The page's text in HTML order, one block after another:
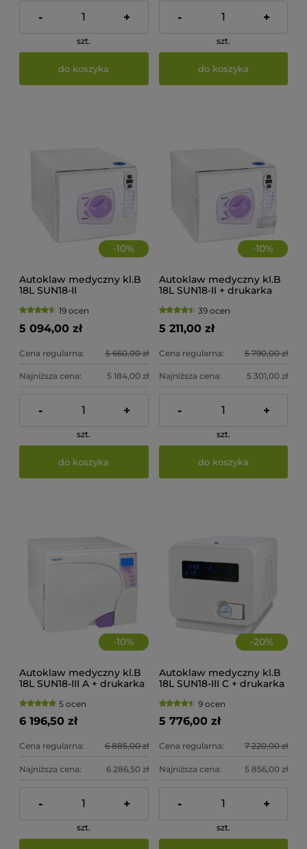
- +
szt.
do koszyka
- +
szt.
do koszyka
-10%
Autoklaw medyczny kl.B
18L SUN18-II
19 ocen
5 094,00 zł
Cena regularna: 5 660,00 zł
Najniższa cena: 5 184,00 zł
- +
szt.
do koszyka
-10%
Autoklaw medyczny kl.B
18L SUN18-II + drukarka
39 ocen
5 211,00 zł
Cena regularna: 5 790,00 zł
Najniższa cena: 5 301,00 zł
- +
szt.
do koszyka
-10%
Autoklaw medyczny kl.B
18L SUN18-III A + drukarka
5 ocen
6 196,50 zł
Cena regularna: 6 885,00 zł
Najniższa cena: 6 286,50 zł
- +
szt.
-20%
Autoklaw medyczny kl.B
18L SUN18-III C + drukarka
9 ocen
5 776,00 zł
Cena regularna: 7 220,00 zł
Najniższa cena: 5 856,00 zł
- +
szt.